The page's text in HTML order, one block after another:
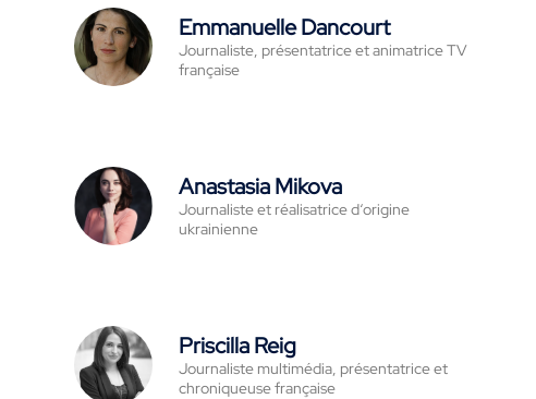
Emmanuelle Dancourt
Journaliste, présentatrice et animatrice TV
française
Anastasia Mikova
Journaliste et réalisatrice d‘origine
ukrainienne
Priscilla Reig
Journaliste multimédia, présentatrice et
chroniqueuse française